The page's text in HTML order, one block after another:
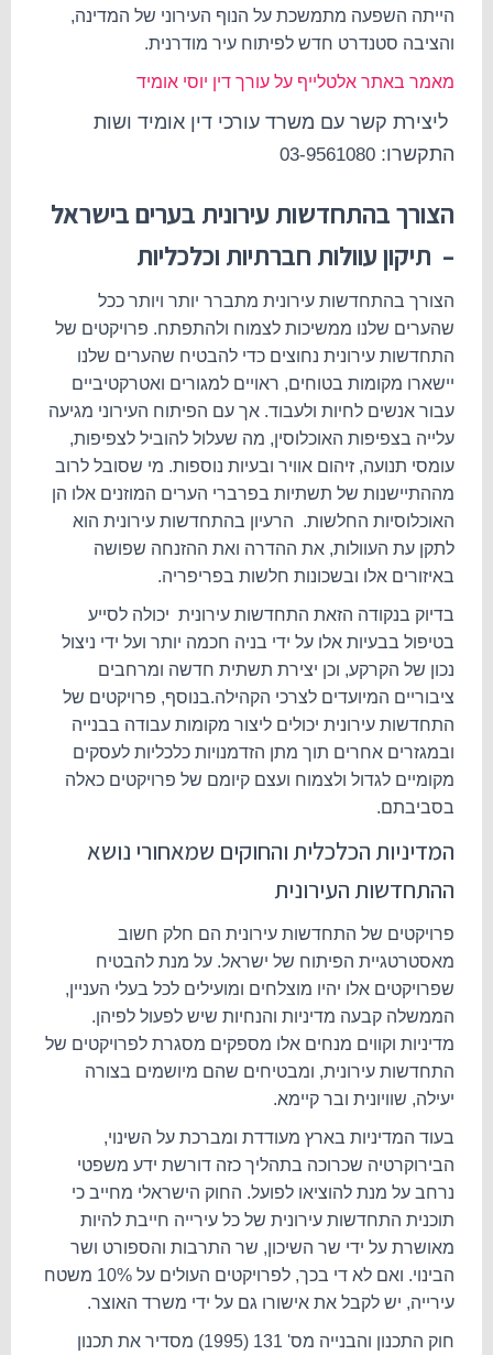
הייתה השפעה מתמשכת על הנוף העירוני של המדינה,
והציבה סטנדרט חדש לפיתוח עיר מודרנית.
מאמר באתר אלטלייף על עורך דין יוסי אומיד
ליצירת קשר עם משרד עורכי דין אומיד ושות
התקשרו: 03-9561080
הצורך בהתחדשות עירונית בערים בישראל
– תיקון עוולות חברתיות וכלכליות
הצורך בהתחדשות עירונית מתברר יותר ויותר ככל
שהערים שלנו ממשיכות לצמוח ולהתפתח. פרויקטים של
התחדשות עירונית נחוצים כדי להבטיח שהערים שלנו
יישארו מקומות בטוחים, ראויים למגורים ואטרקטיביים
עבור אנשים לחיות ולעבוד. אך עם הפיתוח העירוני מגיעה
עלייה בצפיפות האוכלוסין, מה שעלול להוביל לצפיפות,
עומסי תנועה, זיהום אוויר ובעיות נוספות. מי שסובל לרוב
מההתיישנות של תשתיות בפרברי הערים המוזנים אלו הן
האוכלוסיות החלשות. הרעיון בהתחדשות עירונית הוא
לתקן עת העוולות, את ההדרה ואת ההזנחה שפושה
באיזורים אלו ובשכונות חלשות בפריפריה.
בדיוק בנקודה הזאת התחדשות עירונית יכולה לסייע
בטיפול בבעיות אלו על ידי בניה חכמה יותר ועל ידי ניצול
נכון של הקרקע, וכן יצירת תשתית חדשה ומרחבים
ציבוריים המיועדים לצרכי הקהילה.בנוסף, פרויקטים של
התחדשות עירונית יכולים ליצור מקומות עבודה בבנייה
ובמגזרים אחרים תוך מתן הזדמנויות כלכליות לעסקים
מקומיים לגדול ולצמוח ועצם קיומם של פרויקטים כאלה
בסביבתם.
המדיניות הכלכלית והחוקים שמאחורי נושא
ההתחדשות העירונית
פרויקטים של התחדשות עירונית הם חלק חשוב
מאסטרטגיית הפיתוח של ישראל. על מנת להבטיח
שפרויקטים אלו יהיו מוצלחים ומועילים לכל בעלי העניין,
הממשלה קבעה מדיניות והנחיות שיש לפעול לפיהן.
מדיניות וקווים מנחים אלו מספקים מסגרת לפרויקטים של
התחדשות עירונית, ומבטיחים שהם מיושמים בצורה
יעילה, שוויונית ובר קיימא.
בעוד המדיניות בארץ מעודדת ומברכת על השינוי,
הבירוקרטיה שכרוכה בתהליך כזה דורשת ידע משפטי
נרחב על מנת להוציאו לפועל. החוק הישראלי מחייב כי
תוכנית התחדשות עירונית של כל עירייה חייבת להיות
מאושרת על ידי שר השיכון, שר התרבות והספורט ושר
הבינוי.
ואם לא די בכך, לפרויקטים העולים על 10% משטח
עירייה, יש לקבל את אישורו גם על ידי משרד האוצר.
חוק התכנון והבנייה מס' 131 (1995) מסדיר את תכנון